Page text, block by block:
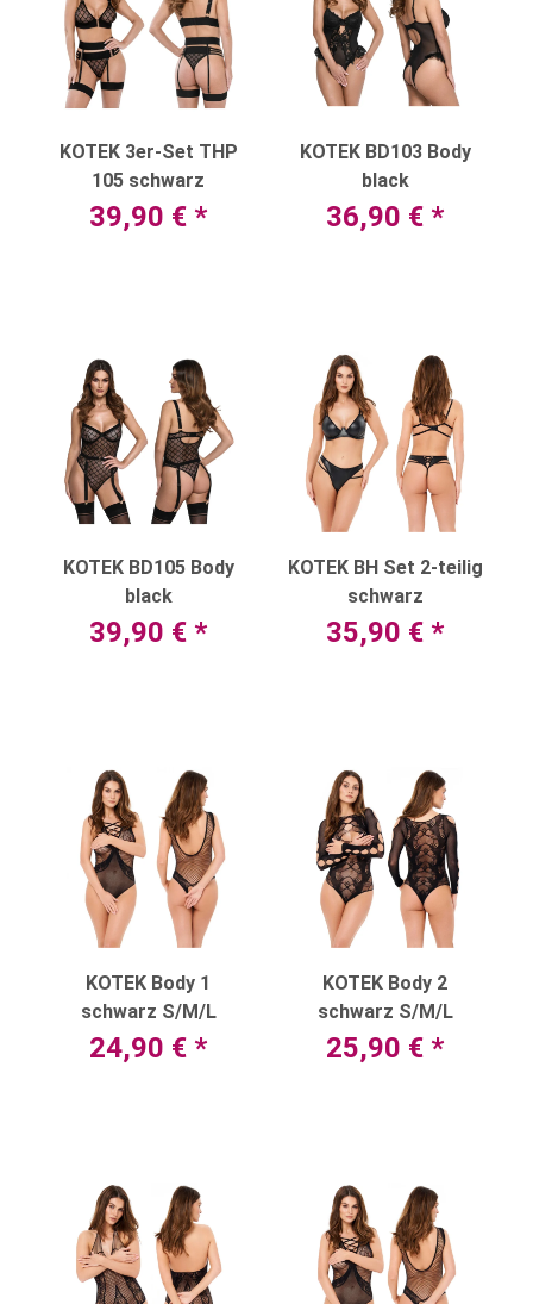
KOTEK 3er-Set THP
105 schwarz
39,90 € *
KOTEK BD103 Body
black
36,90 € *
KOTEK BD105 Body
black
39,90 € *
KOTEK BH Set 2-teilig
schwarz
35,90 € *
KOTEK Body 1
schwarz S/M/L
24,90 € *
KOTEK Body 2
schwarz S/M/L
25,90 € *